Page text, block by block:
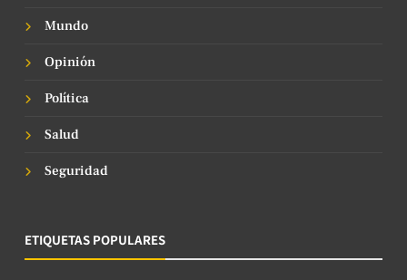
Mundo
Opinión
Política
Salud
Seguridad
ETIQUETAS POPULARES